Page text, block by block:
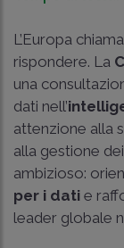
L’Europa
rispondere. La
una
dati nell’
attenzione alla
alla gestione
ambizioso:
per i dati e
leader globale